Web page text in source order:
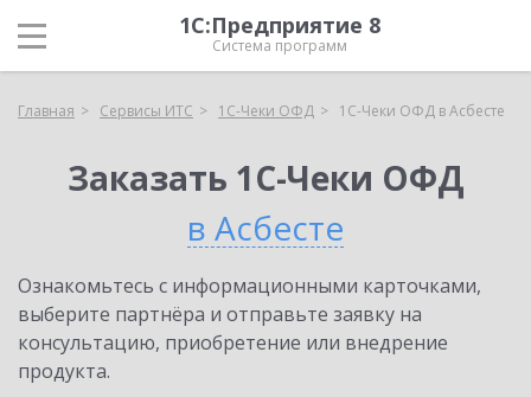
1С:Предприятие 8
Система программ
Главная Сервисы ИТС 1С-Чеки ОФД 1С-Чеки ОФД в Асбесте
Заказать 1С-Чеки ОФД
в Асбесте
Ознакомьтесь с информационными карточками,
выберите партнёра и отправьте заявку на
консультацию, приобретение или внедрение
продукта.